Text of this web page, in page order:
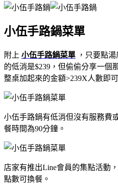
小伍手路鍋菜單
附上 小伍手路鍋菜單 ，只要點
的低消是$239，但偷偷分享一個
整桌加起來的金額>239X人數即
小伍手路鍋有低消但沒有服務費
餐時間為90分鐘。
店家有推出Line會員的集點活動
點數可換餐。